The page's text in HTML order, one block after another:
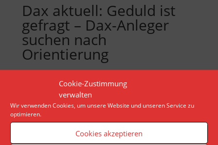
Cookie-Zustimmung
verwalten
Wir verwenden Cookies, um unsere Website und unseren Service zu
optimieren.
Cookies akzeptieren
Dax aktuell: Geduld ist
gefragt – Dax-Anleger
suchen nach
Orientierung
Der Fokus liegt im Dienstagshandel zunächst auf der
deutschen Konjunktur. Der wichtigste Termin des
Tages steht nach Börsenschluss in den USA an.